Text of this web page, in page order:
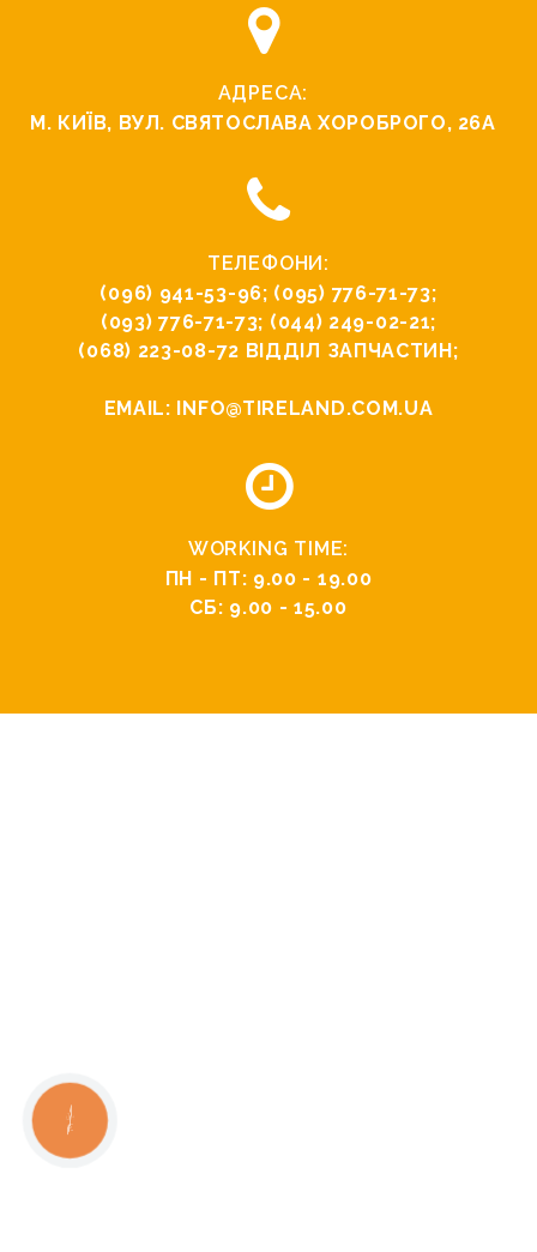
АДРЕСА:
М. КИЇВ, ВУЛ. СВЯТОСЛАВА ХОРОБРОГО, 26А
ТЕЛЕФОНИ:
(096) 941-53-96; (095) 776-71-73;
(093) 776-71-73; (044) 249-02-21;
(068) 223-08-72 ВІДДІЛ ЗАПЧАСТИН;
EMAIL: INFO@TIRELAND.COM.UA
WORKING TIME:
ПН - ПТ: 9.00 - 19.00
СБ: 9.00 - 15.00
КНОПКА
СВЯЗИ